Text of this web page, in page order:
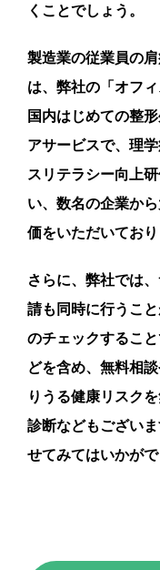
くことでしょう。
製造業の従業員の
は、弊社の「オフ
国内はじめての整
アサービスで、理
スリテラシー向上
い、数名の企業か
価をいただいており
さらに、弊社では
請も同時に行うこ
のチェックするこ
どを含め、無料相
りうる健康リスク
診断などもござい
せてみてはいかがで